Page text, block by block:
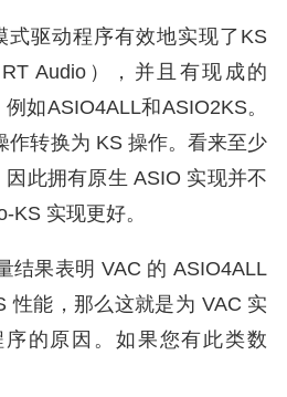
式驱动程序有效地实现了KS
Audio），并且有现成的
如ASIO4ALL和ASIO2KS。
作转换为 KS 操作。看来至少
此拥有原生 ASIO 实现并不
KS 实现更好。
结果表明 VAC 的 ASIO4ALL
性能，那么这就是为 VAC 实
的原因。如果您有此类数